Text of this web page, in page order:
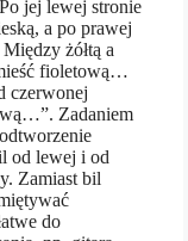
jej lewej stronie
a po prawej
żółtą a
fioletową…
czerwonej
Zadaniem
od lewej i od
Zamiast bil
do